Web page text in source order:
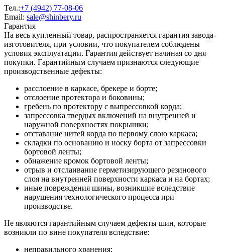
Тел.:+7 (4942) 77-08-06
Email: sale@shinbery.ru
Гарантия
На весь купленный товар, распространяется гарантия завода-
изготовителя, при условии, что покупателем соблюдены
условия эксплуатации. Гарантия действует начиная со дня
покупки. Гарантийным случаем признаются следующие
производственные дефекты:
расслоение в каркасе, брекере и борте;
отслоение протектора и боковины;
гребень по протектору с выпрессовкой корда;
запрессовка твердых включений на внутренней и
наружной поверхностях покрышки;
отставание нитей корда по первому слою каркаса;
складки по основанию и носку борта от запрессовки
бортовой ленты;
обнажение кромок бортовой ленты;
отрыв и отслаивание герметизирующего резинового
слоя на внутренней поверхности каркаса и на бортах;
иные повреждения шины, возникшие вследствие
нарушения технологического процесса при
производстве.
Не являются гарантийным случаем дефекты шин, которые
возникли по вине покупателя вследствие:
неправильного хранения;